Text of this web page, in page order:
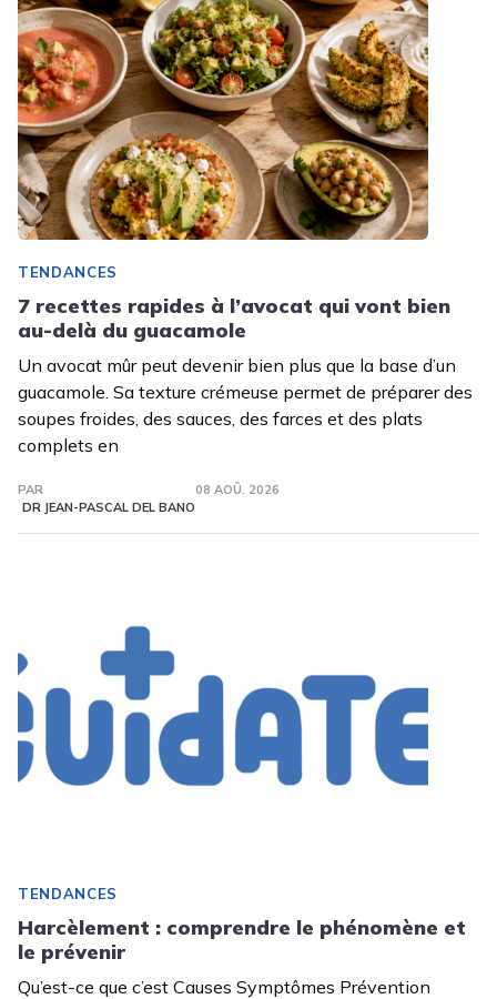
TENDANCES
7 recettes rapides à l’avocat qui vont bien
au-delà du guacamole
Un avocat mûr peut devenir bien plus que la base d’un
guacamole. Sa texture crémeuse permet de préparer des
soupes froides, des sauces, des farces et des plats
complets en
PAR
DR JEAN-PASCAL DEL BANO
08 AOÛ. 2026
TENDANCES
Harcèlement : comprendre le phénomène et
le prévenir
Qu’est-ce que c’est Causes Symptômes Prévention